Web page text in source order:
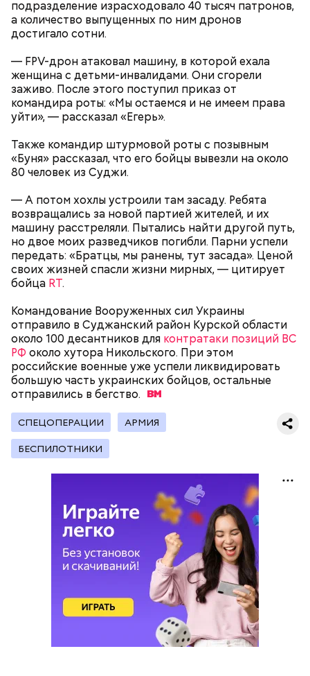
подразделение израсходовало 40 тысяч патронов,
а количество выпущенных по ним дронов
достигало сотни.
— FPV-дрон атаковал машину, в которой ехала
женщина с детьми-инвалидами. Они сгорели
заживо. После этого поступил приказ от
командира роты: «Мы остаемся и не имеем права
уйти», — рассказал «Егерь».
Также командир штурмовой роты с позывным
«Буня» рассказал, что его бойцы вывезли на около
80 человек из Суджи.
— А потом хохлы устроили там засаду. Ребята
возвращались за новой партией жителей, и их
машину расстреляли. Пытались найти другой путь,
но двое моих разведчиков погибли. Парни успели
передать: «Братцы, мы ранены, тут засада». Ценой
своих жизней спасли жизни мирных, — цитирует
бойца RT.
Командование Вооруженных сил Украины
отправило в Суджанский район Курской области
около 100 десантников для контратаки позиций ВС
РФ около хутора Никольского. При этом
российские военные уже успели ликвидировать
большую часть украинских бойцов, остальные
отправились в бегство.
СПЕЦОПЕРАЦИИ АРМИЯ
БЕСПИЛОТНИКИ
кабачок;
петрушка;
оливковое масло;
— Кабачки, порезанные кубиками, нужно легко
обжарить на сковороде. К ним добавляются зелень
петрушки, чеснок, соль и оливковое масло.
Получается очень вкусно, — поделился рецептом
Копылов.
Спагетти из кабачков
с сахарным диабетом;
лишним весом.
— В дыне содержится много сахара, который
хорошо, потому что дает энергию. Но важно
помнить, что сладкими дынями не нужно сильно
увлекаться, так же как и арбузами, людям с
сахарным диабетом и лишним весом, —
подчеркнула доктор.
продукты и напитки, которые
выводят токсины из организма
рака: чем полезен кресс-салат